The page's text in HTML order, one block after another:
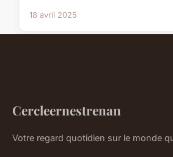
18 avril 2025
Cercleernestrenan
Votre regard quotidien sur le monde